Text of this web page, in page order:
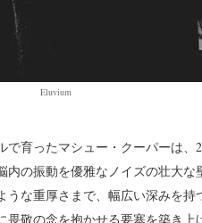
Eluvium
育ったマシュー・クーパーは、
の振動を優雅なノイズの壮大な
な重厚さまで、幅広い深みを
敬の念を抱かせる要塞を築き上